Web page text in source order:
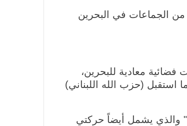
من الجماعات في البحرين
معادية للبحرين،
استقبل (حزب الله اللبناني)
والذي يشمل أيضاً حركتي